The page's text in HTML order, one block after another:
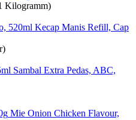
Kilogramm)
Kecap Manis Refill, Cap
Sambal Extra Pedas, ABC,
Mie Onion Chicken Flavour,